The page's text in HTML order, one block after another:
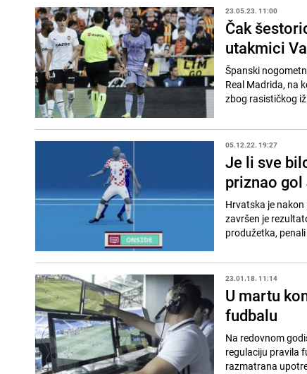
23.05.23. 11:00
Čak
utakmici
Španski
Real Madrida, na
zbog rasističkog
05.12.22. 19:27
Je li sve
priznao gol
Hrvatska je
završen je
produžetka,
23.01.18. 11:14
U martu
fudbalu
Na redovnom
regulaciju pravila
razmatrana